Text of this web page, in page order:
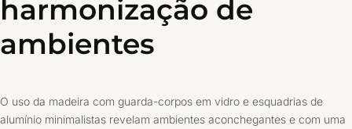
harmonização de
ambientes
O uso da madeira com guarda-corpos em vidro e esquadrias de
alumínio minimalistas revelam ambientes aconchegantes e com uma